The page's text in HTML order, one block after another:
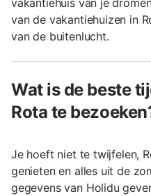
van de vakantiehuizen in
van de buitenlucht.
Wat is de beste
Rota te
Je hoeft niet te twijfelen,
genieten en alles uit de
gegevens van Holidu